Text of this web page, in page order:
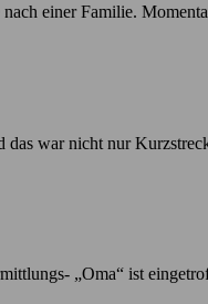
einer Familie.
war nicht nur
„Oma“ ist